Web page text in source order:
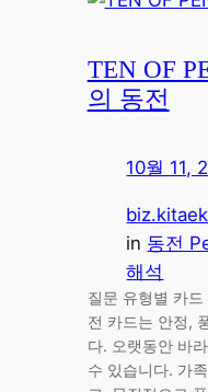
TEN OF
의 동전
10월 11,
in 동전
해석
질문 유형별 카
전 카드는 안정,
다. 오랫동안 바
수 있습니다. 가